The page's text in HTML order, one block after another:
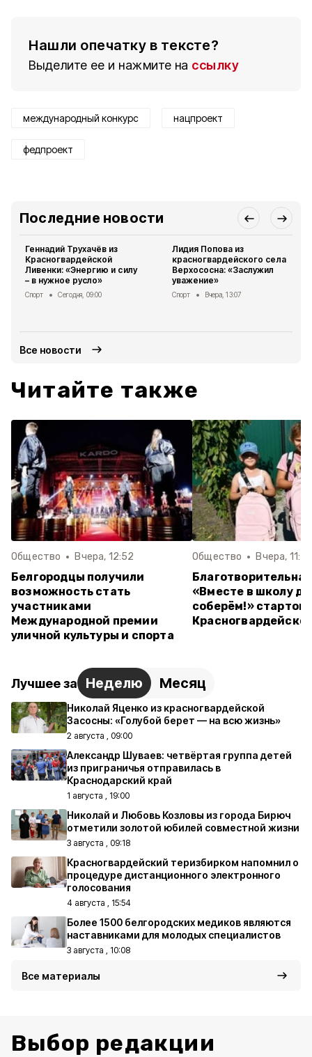
Нашли опечатку в тексте?
Выделите ее и нажмите на ссылку
международный конкурс нацпроект
федпроект
Последние новости
Геннадий Трухачёв из
Красногвардейской
Ливенки: «Энергию и силу
– в нужное русло»
Спорт Сегодня, 09:00
Лидия Попова из
красногвардейского села
Верхососна: «Заслужил
уважение»
Спорт Вчера, 13:07
Все новости
Читайте также
Общество Вчера, 12:52
Белгородцы получили
возможность стать
участниками
Международной премии
уличной культуры и спорта
Общество Вчера,
«Вместе в школу
соберём!»
Лучшее за Неделю Месяц
Николай Яценко из красногвардейской
Засосны: «Голубой берет — на всю жизнь»
2 августа , 09:00
Александр Шуваев: четвёртая группа детей
из приграничья отправилась в
Краснодарский край
1 августа , 19:00
Николай и Любовь Козловы из города Бирюч
отметили золотой юбилей совместной жизни
3 августа , 09:18
Красногвардейский теризбирком напомнил о
процедуре дистанционного электронного
голосования
4 августа , 15:54
Более 1500 белгородских медиков являются
наставниками для молодых специалистов
3 августа , 10:08
Все материалы
Выбор редакции